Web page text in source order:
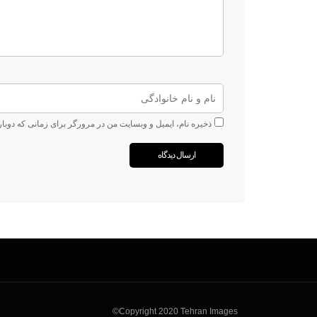
ذخیره نام، ایمیل و وبسایت من در مرورگر برای زمانی که
Copyright 2020 Tehran Images©